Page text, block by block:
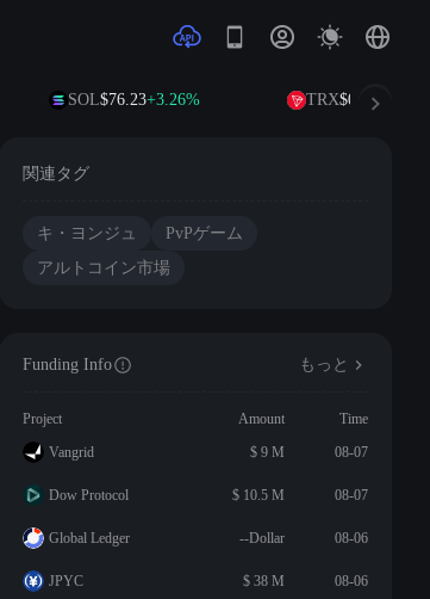
SOL$76.23+3.26% TRX$0.3286
関連タグ
キ・ヨンジュ
PvPゲーム
アルトコイン市場
Funding Info もっと
Project Amount
Time
Vangrid
$ 9 M 08-07
Dow Protocol $ 10.5 M 08-07
Global Ledger --Dollar 08-06
JPYC $ 38 M 08-06